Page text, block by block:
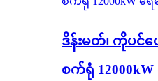
ဒိန်းမတ်၊ ကိုပင်ဟ
စက်ရုံ